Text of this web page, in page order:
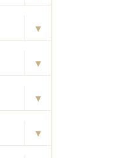
▾
▾
▾
▾